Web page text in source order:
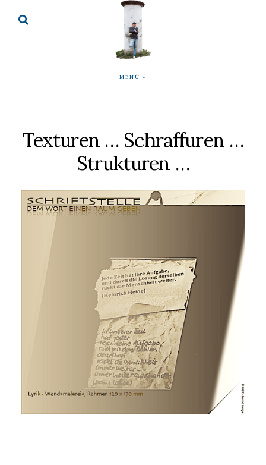
MENÜ
Texturen … Schraffuren …
Strukturen …